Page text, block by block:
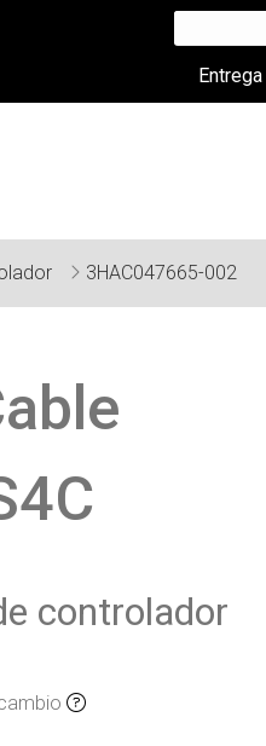
Entrega
3HAC047665-002
controlador